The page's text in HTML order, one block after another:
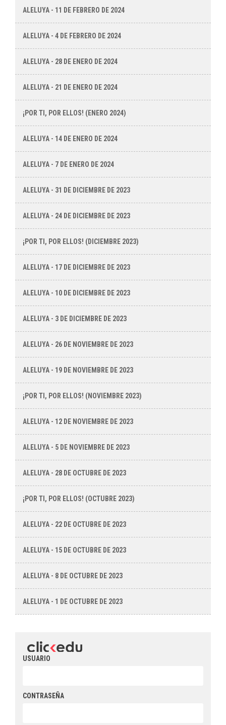
ALELUYA - 11 DE FEBRERO DE 2024
ALELUYA - 4 DE FEBRERO DE 2024
ALELUYA - 28 DE ENERO DE 2024
ALELUYA - 21 DE ENERO DE 2024
¡POR TI, POR ELLOS! (ENERO 2024)
ALELUYA - 14 DE ENERO DE 2024
ALELUYA - 7 DE ENERO DE 2024
ALELUYA - 31 DE DICIEMBRE DE 2023
ALELUYA - 24 DE DICIEMBRE DE 2023
¡POR TI, POR ELLOS! (DICIEMBRE 2023)
ALELUYA - 17 DE DICIEMBRE DE 2023
ALELUYA - 10 DE DICIEMBRE DE 2023
ALELUYA - 3 DE DICIEMBRE DE 2023
ALELUYA - 26 DE NOVIEMBRE DE 2023
ALELUYA - 19 DE NOVIEMBRE DE 2023
¡POR TI, POR ELLOS! (NOVIEMBRE 2023)
ALELUYA - 12 DE NOVIEMBRE DE 2023
ALELUYA - 5 DE NOVIEMBRE DE 2023
ALELUYA - 28 DE OCTUBRE DE 2023
¡POR TI, POR ELLOS! (OCTUBRE 2023)
ALELUYA - 22 DE OCTUBRE DE 2023
ALELUYA - 15 DE OCTUBRE DE 2023
ALELUYA - 8 DE OCTUBRE DE 2023
ALELUYA - 1 DE OCTUBRE DE 2023
USUARIO
CONTRASEÑA